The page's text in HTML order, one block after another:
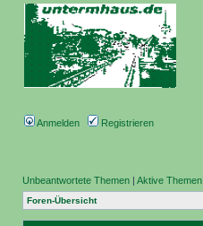
Anmelden Registrieren
Unbeantwortete Themen | Aktive Themen
Foren-Übersicht